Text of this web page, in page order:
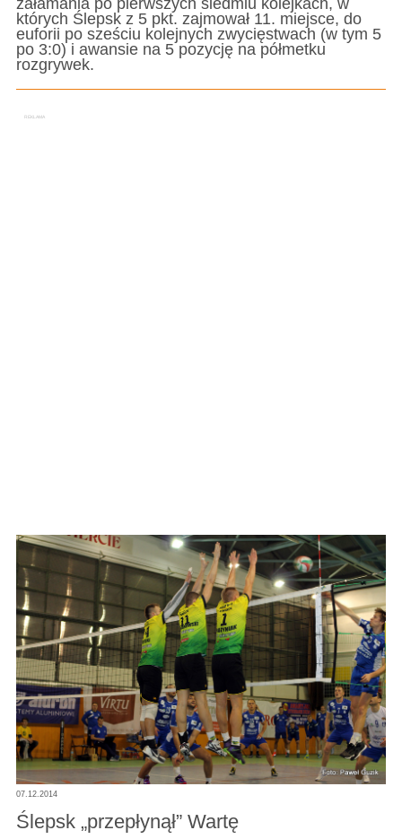
załamania po pierwszych siedmiu kolejkach, w
których Ślepsk z 5 pkt. zajmował 11. miejsce, do
euforii po sześciu kolejnych zwycięstwach (w tym 5
po 3:0) i awansie na 5 pozycję na półmetku
rozgrywek.
07.12.2014
Ślepsk „przepłynął” Wartę